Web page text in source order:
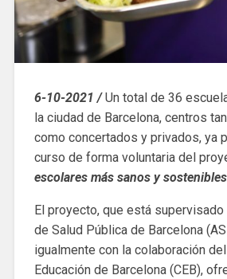
6-10-2021 / Un total de 36
la ciudad de Barcelona, ​​centros
como concertados y privados, ya
curso de forma voluntaria del
escolares más sanos y sostenibles
El proyecto, que está
de Salud Pública de Barcelona
igualmente con la colaboración
Educación de Barcelona (CEB),